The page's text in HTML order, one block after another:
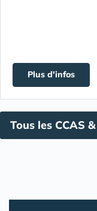
Plus d'infos
Tous les CCAS